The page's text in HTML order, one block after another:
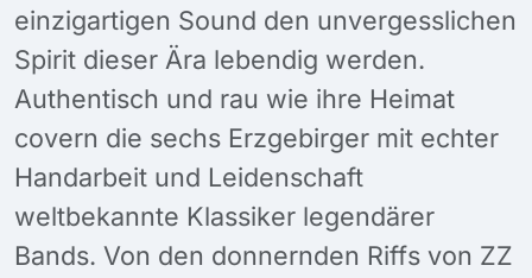
einzigartigen Sound den unvergesslichen
Spirit dieser Ära lebendig werden.
Authentisch und rau wie ihre Heimat
covern die sechs Erzgebirger mit echter
Handarbeit und Leidenschaft
weltbekannte Klassiker legendärer
Bands. Von den donnernden Riffs von ZZ